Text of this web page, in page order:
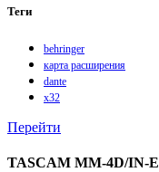
Теги
behringer
карта расширения
dante
x32
Перейти
TASCAM MM-4D/IN-E